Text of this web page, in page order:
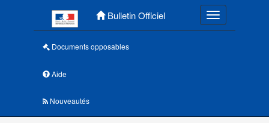
Bulletin Officiel Toggle
Documents opposables
Aide
Nouveautés